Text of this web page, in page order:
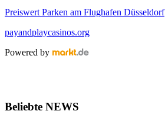
Preiswert Parken am Flughafen Düsseldorf
payandplaycasinos.org
Powered by
Beliebte NEWS